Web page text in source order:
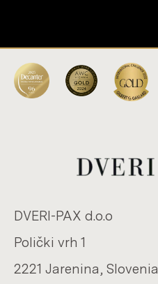
DVERI-​PAX d.o.o
Polički vrh 1
2221 Ja­re­ni­na, Slo­ve­nia